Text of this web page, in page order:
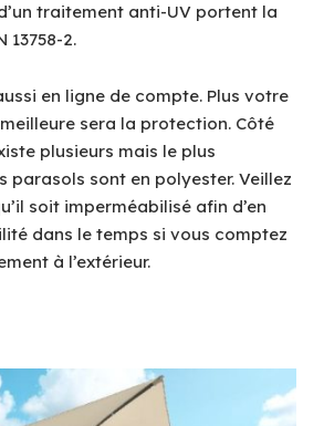
traitement anti-UV portent la
13758-2.
en ligne de compte. Plus votre
sera la protection. Côté
plusieurs mais le plus
parasols sont en polyester. Veillez
soit imperméabilisé afin d’en
dans le temps si vous comptez
à l’extérieur.